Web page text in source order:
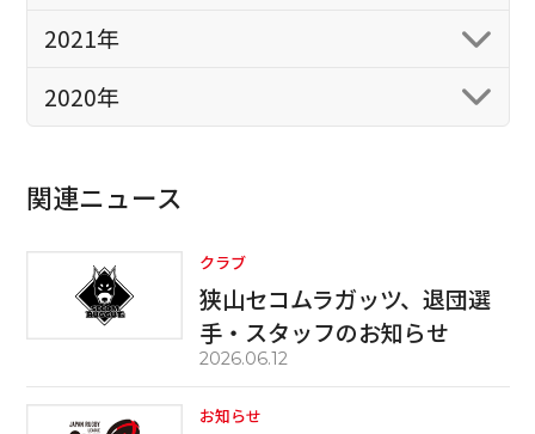
2021年
2020年
関連ニュース
クラブ
狭山セコムラガッツ、退団選
手・スタッフのお知らせ
2026.06.12
お知らせ